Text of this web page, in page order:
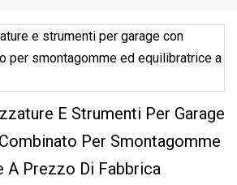
E Strumenti Per Garage
Per Smontagomme
A Prezzo Di Fabbrica